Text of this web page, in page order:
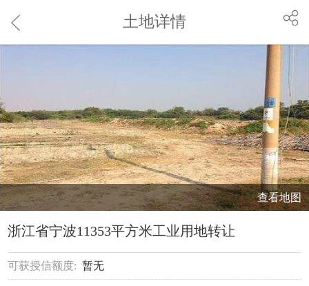
土地详情
查看地图
浙江省宁波11353平方米工业用地转让
可获授信额度: 暂无